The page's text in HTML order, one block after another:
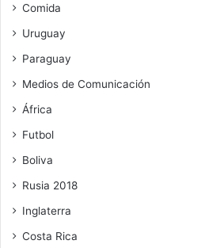
Comida
Uruguay
Paraguay
Medios de Comunicación
África
Futbol
Boliva
Rusia 2018
Inglaterra
Costa Rica